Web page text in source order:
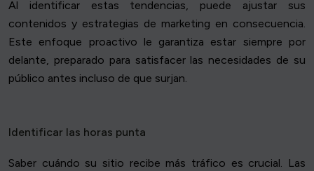
Al identificar estas tendencias, puede ajustar sus
contenidos y estrategias de marketing en consecuencia.
Este enfoque proactivo le garantiza estar siempre por
delante, preparado para satisfacer las necesidades de su
público antes incluso de que surjan.
Identificar las horas punta
Saber cuándo su sitio recibe más tráfico es crucial. Las